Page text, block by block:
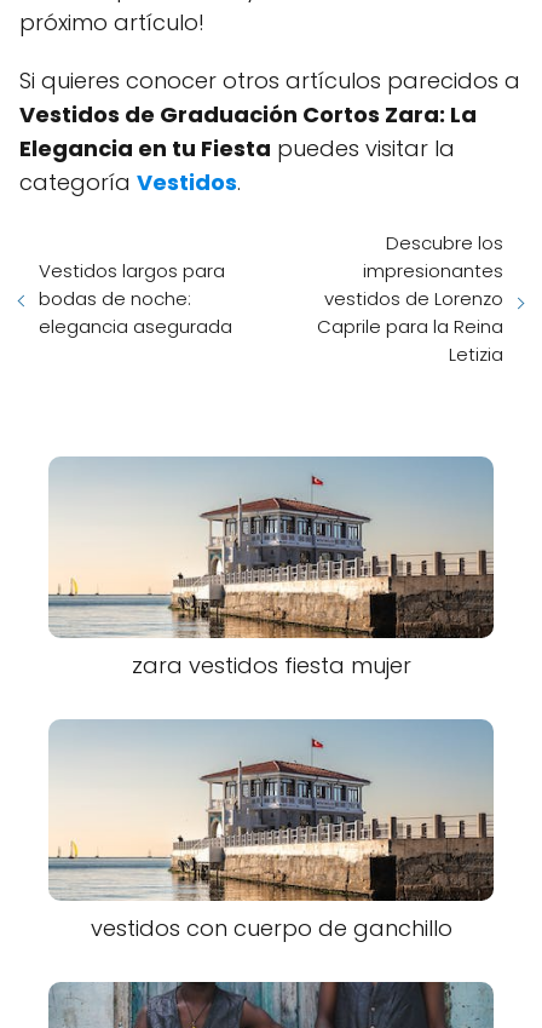
próximo artículo!
Si quieres conocer otros artículos parecidos a
Vestidos de Graduación Cortos Zara: La
Elegancia en tu Fiesta puedes visitar la
categoría Vestidos.
Vestidos largos para
bodas de noche:
elegancia asegurada
Descubre los
impresionantes
vestidos de Lorenzo
Caprile para la Reina
Letizia
zara vestidos fiesta mujer
vestidos con cuerpo de ganchillo